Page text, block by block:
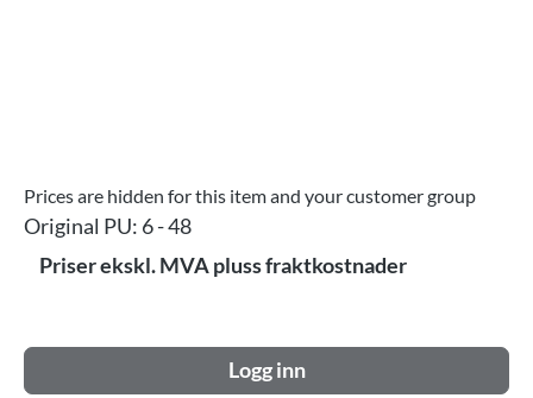
Prices are hidden for this item and your customer group
Original PU: 6 - 48
Priser ekskl. MVA pluss fraktkostnader
Logg inn